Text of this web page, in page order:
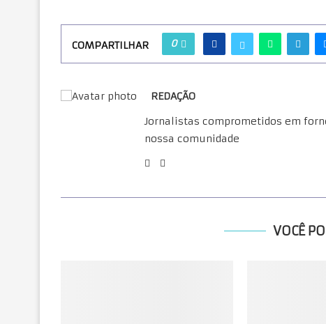
COMPARTILHAR 0
REDAÇÃO
Jornalistas comprometidos em
nossa comunidade
VOCÊ